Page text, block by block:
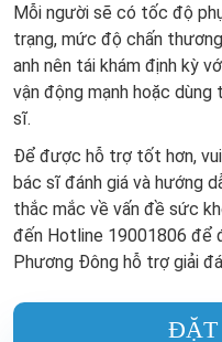
Mỗi người sẽ có tốc độ
trạng, mức độ chấn
anh nên tái khám định kỳ
vận động mạnh hoặc
sĩ.
Để được hỗ trợ tốt hơn,
bác sĩ đánh giá và hướng
thắc mắc về vấn đề sức
đến Hotline 19001806 để
Phương Đông hỗ trợ giải
ĐẶT